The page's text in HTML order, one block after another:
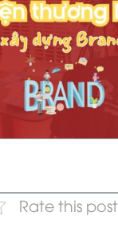
Rate this post